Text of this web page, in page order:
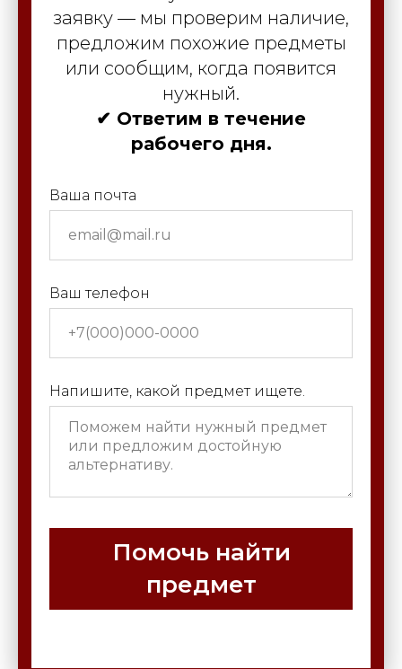
заявку — мы проверим наличие,
предложим похожие предметы
или сообщим, когда появится
нужный.
✔ Ответим в течение
рабочего дня.
Ваша почта
Ваш телефон
Напишите, какой предмет ищете.
Помочь найти
предмет